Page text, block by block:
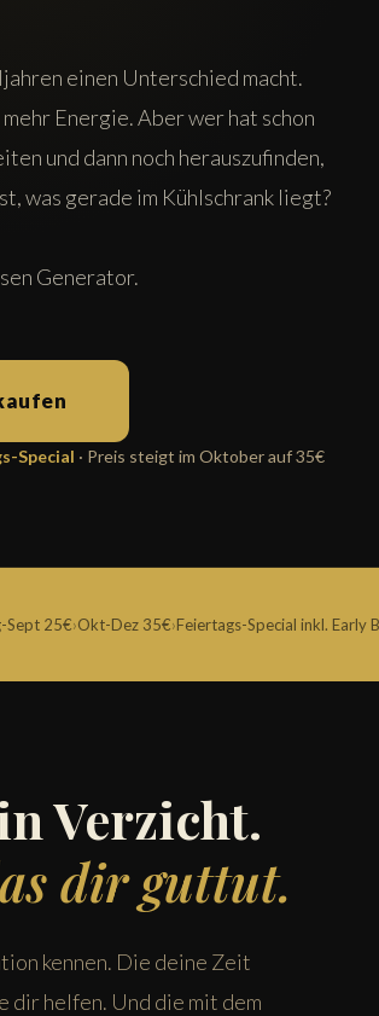
einen Unterschied macht.
Energie. Aber wer hat schon
und dann noch herauszufinden,
was gerade im Kühlschrank liegt?
Generator.
Special · Preis steigt im Oktober auf 35€
Sept 25€›Okt-Dez 35€›Feiertags-Special inkl. Early
Verzicht.
dir guttut.
kennen. Die deine Zeit
dir helfen. Und die mit dem